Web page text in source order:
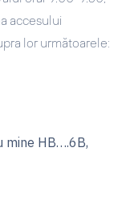
accesului
lor următoarele:
mine HB….6B,